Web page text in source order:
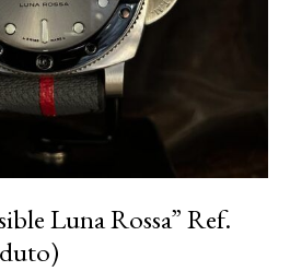
Luna Rossa” Ref.